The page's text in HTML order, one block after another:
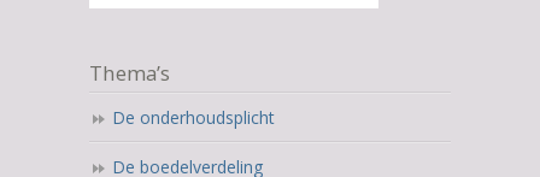
Thema’s
De onderhoudsplicht
De boedelverdeling